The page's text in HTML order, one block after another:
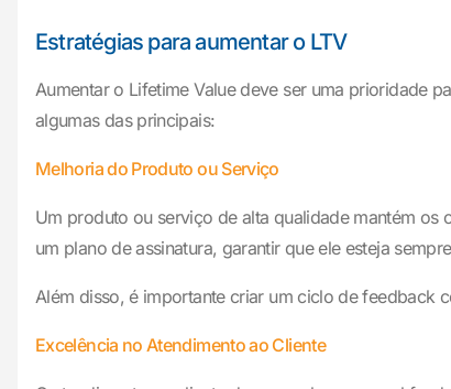
Estratégias para aumentar o LTV
Aumentar o Lifetime Value deve ser uma prioridade
algumas das principais:
Melhoria do Produto ou Serviço
Um produto ou serviço de alta qualidade mantém os
um plano de assinatura, garantir que ele esteja
Além disso, é importante criar um ciclo de feedback
Excelência no Atendimento ao Cliente